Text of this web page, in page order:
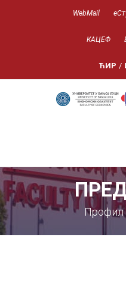
WebMail
КАЦЕФ
ЋИР /
Профил